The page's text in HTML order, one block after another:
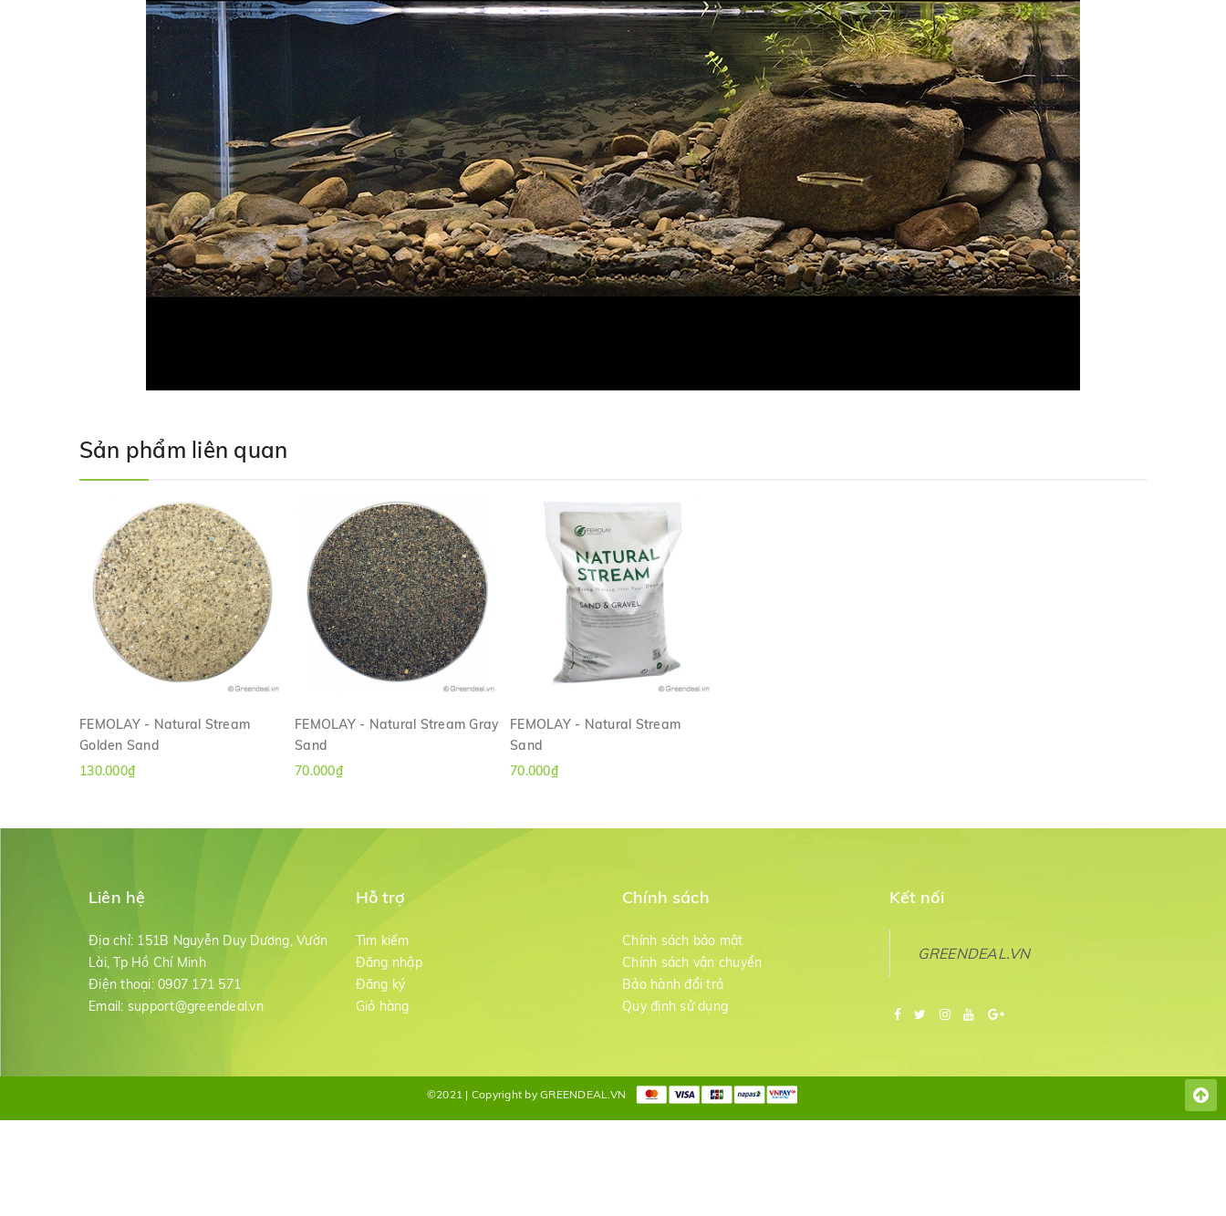
Sản phẩm liên quan
FEMOLAY - Natural Stream
Golden Sand
130.000₫
FEMOLAY - Natural Stream Gray
Sand
70.000₫
FEMOLAY - Natural Stream
Sand
70.000₫
Liên hệ
Địa chỉ: 151B Nguyễn Duy Dương, Vườn
Lài, Tp Hồ Chí Minh
Điện thoại: 0907 171 571
Email: support@greendeal.vn
Hỗ trợ
Tìm kiếm
Đăng nhập
Đăng ký
Giỏ hàng
Chính sách
Chính sách bảo mật
Chính sách vận chuyển
Bảo hành đổi trả
Quy định sử dụng
Kết nối
GREENDEAL.VN
©2021 | Copyright by GREENDEAL.VN